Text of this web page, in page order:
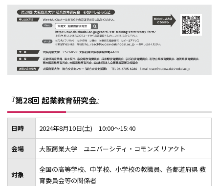
『第28回 起業教育研究会』
日時 2024年8月10日(土) 10:00～15:40
会場 大阪商業大学 ユニバーシティ・コモンズ リアクト
対象
全国の高等学校、中学校、小学校の教職員、各都道府県 教
育委員会等の関係者